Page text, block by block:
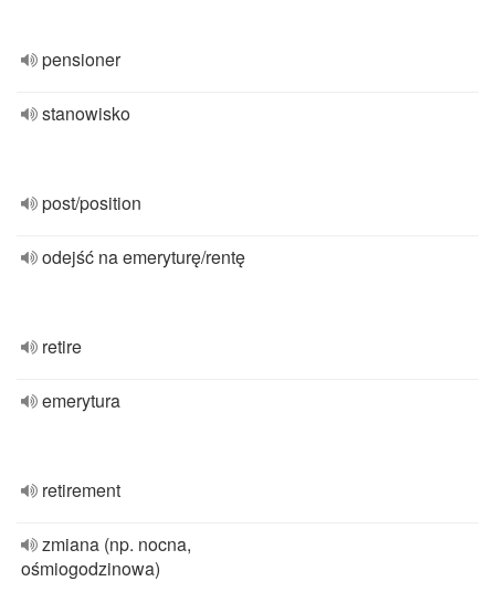
pensioner
stanowisko
post/position
odejść na emeryturę/rentę
retire
emerytura
retirement
zmiana (np. nocna,
ośmiogodzinowa)